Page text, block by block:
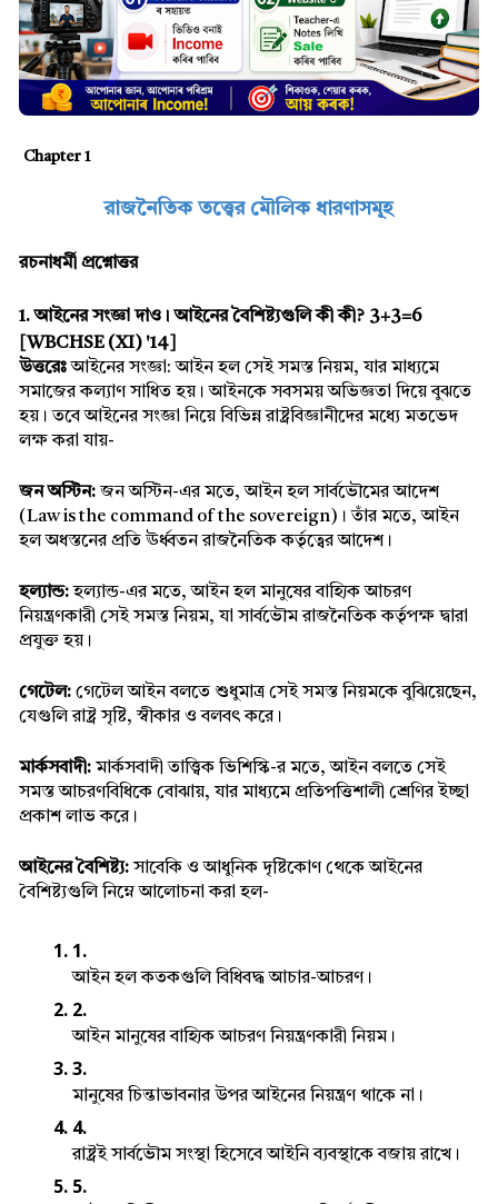
Chapter 1
রাজনৈতিক তত্ত্বের মৌলিক ধারণাসমূহ
রচনাধর্মী প্রশ্নোত্তর
1. আইনের সংজ্ঞা দাও। আইনের বৈশিষ্ট্যগুলি কী কী? 3+3=6
[WBCHSE (XI) '14]
উত্তরেঃ আইনের সংজ্ঞা: আইন হল সেই সমস্ত নিয়ম, যার মাধ্যমে
সমাজের কল্যাণ সাধিত হয়। আইনকে সবসময় অভিজ্ঞতা দিয়ে বুঝতে
হয়। তবে আইনের সংজ্ঞা নিয়ে বিভিন্ন রাষ্ট্রবিজ্ঞানীদের মধ্যে মতভেদ
লক্ষ করা যায়-
জন অস্টিন: জন অস্টিন-এর মতে, আইন হল সার্বভৌমের আদেশ
(Law is the command of the sovereign)। তাঁর মতে, আইন
হল অধস্তনের প্রতি ঊর্ধ্বতন রাজনৈতিক কর্তৃত্বের আদেশ।
হল্যান্ড: হল্যান্ড-এর মতে, আইন হল মানুষের বাহ্যিক আচরণ
নিয়ন্ত্রণকারী সেই সমস্ত নিয়ম, যা সার্বভৌম রাজনৈতিক কর্তৃপক্ষ দ্বারা
প্রযুক্ত হয়।
গেটেল: গেটেল আইন বলতে শুধুমাত্র সেই সমস্ত নিয়মকে বুঝিয়েছেন,
যেগুলি রাষ্ট্র সৃষ্টি, স্বীকার ও বলবৎ করে।
মার্কসবাদী: মার্কসবাদী তাত্ত্বিক ভিশিস্কি-র মতে, আইন বলতে সেই
সমস্ত আচরণবিধিকে বোঝায়, যার মাধ্যমে প্রতিপত্তিশালী শ্রেণির ইচ্ছা
প্রকাশ লাভ করে।
আইনের বৈশিষ্ট্য: সাবেকি ও আধুনিক দৃষ্টিকোণ থেকে আইনের
বৈশিষ্ট্যগুলি নিম্নে আলোচনা করা হল-
আইন হল কতকগুলি বিধিবদ্ধ আচার-আচরণ।
আইন মানুষের বাহ্যিক আচরণ নিয়ন্ত্রণকারী নিয়ম।
মানুষের চিন্তাভাবনার উপর আইনের নিয়ন্ত্রণ থাকে না।
রাষ্ট্রই সার্বভৌম সংস্থা হিসেবে আইনি ব্য়বস্থাকে বজায় রাখে।